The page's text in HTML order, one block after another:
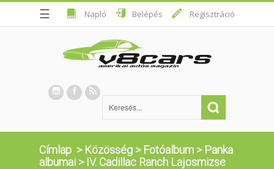
☰ Napló Belépés Regisztráció
Címlap > Közösség > Fotóalbum > Panka
albumai > IV. Cadillac Ranch Lajosmizse